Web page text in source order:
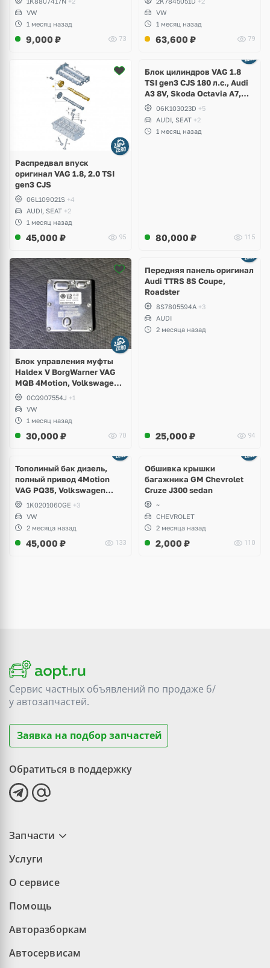
VW
1 месяц назад
9,000 ₽ 73
VW
1 месяц назад
63,600 ₽ 79
Распредвал впуск
оригинал VAG 1.8, 2.0 TSI
gen3 CJS
06L109021S +4
AUDI, SEAT +2
1 месяц назад
45,000 ₽ 95
2 фото
Блок цилиндров VAG 1.8
TSI gen3 CJS 180 л.с., Audi
A3 8V, Skoda Octavia A7,
Superb, Volkswagen Passat
B8, Golf VII Alltrack, Seat
Leon
06K103023D +5
AUDI, SEAT +2
1 месяц назад
80,000 ₽ 115
Блок управления муфты
Haldex V BorgWarner VAG
MQB 4Motion, Volkswagen
Tiguan
0CQ907554J +1
VW
1 месяц назад
30,000 ₽ 70
2 фото
Передняя панель оригинал
Audi TTRS 8S Coupe,
Roadster
8S7805594A +3
AUDI
2 месяца назад
25,000 ₽ 94
Тополиный бак дизель,
полный привод 4Motion
VAG PQ35, Volkswagen
Scirocco, Golf V, VI, Skoda
Yeti, Octavia A5, Superb,
Audi A3, Seat Altea
1K0201060GE +3
VW
2 месяца назад
45,000 ₽ 133
Обшивка крышки
багажника GM Chevrolet
Cruze J300 sedan
~
CHEVROLET
2 месяца назад
2,000 ₽ 110
Сервис частных объявлений по продаже б/
уавтозапчастей.
Заявка на подбор запчастей
Обратиться в поддержку
Запчасти
Услуги
О сервисе
Помощь
Авторазборкам
Автосервисам